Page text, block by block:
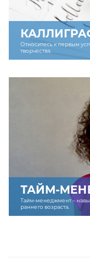
Относитесь к первым
творчества.
ТАЙМ-
Тайм-менеджмент –
раннего возраста.